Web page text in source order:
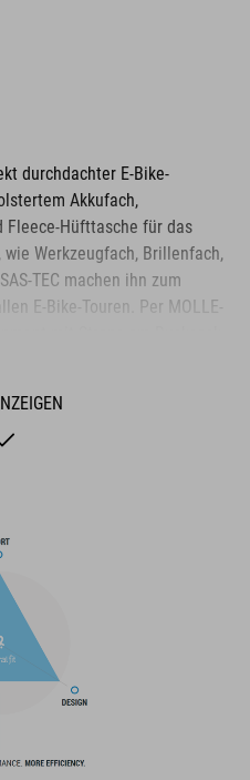
durchdachter E-Bike-
Akkufach,
Hüfttasche für das
Werkzeugfach, Brillenfach,
TEC machen ihn zum
E-Bike-Touren. Per MOLLE-
und qualitativ
stetig an aktuellen Trends
der Designer in
und Bikes, sind die Produkte
und generieren die beste
und Usability.